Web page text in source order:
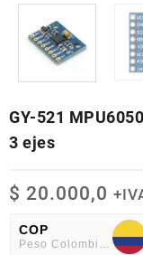
GY-521
3 ejes
$ 20.000,0
COP